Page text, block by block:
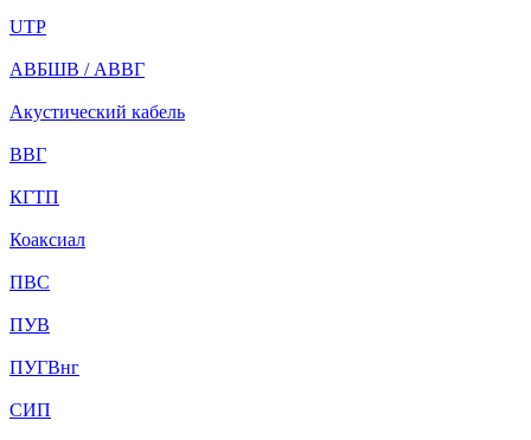
UTP
АВБШВ / АВВГ
Акустический кабель
ВВГ
КГТП
Коаксиал
ПВС
ПУВ
ПУГВнг
СИП